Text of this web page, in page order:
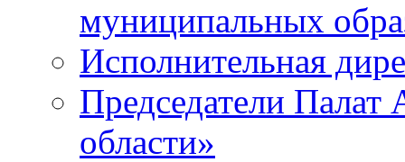
муниципальных
Исполнительная
Председатели
области»